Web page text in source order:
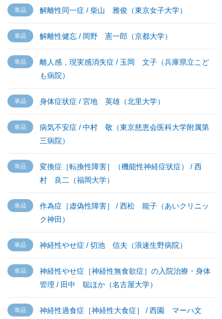
解離性同一症 / 柴山 雅俊（東京女子大学）
解離性健忘 / 岡野 憲一郎（京都大学）
離人感，現実感消失症 / 玉岡 文子（兵庫県立こど
も病院）
身体症状症 / 宮地 英雄（北里大学）
病気不安症 / 中村 敬（東京慈恵会医科大学附属第
三病院）
変換症［転換性障害］（機能性神経症状症） / 西
村 良二（福岡大学）
作為症［虚偽性障害］ / 西松 能子（あいクリニッ
ク神田）
神経性やせ症 / 切池 信夫（浪速生野病院）
神経性やせ症［神経性無食欲症］の入院治療・身体
管理 / 田中 聡ほか（名古屋大学）
神経性過食症［神経性大食症］ / 西園 マーハ文